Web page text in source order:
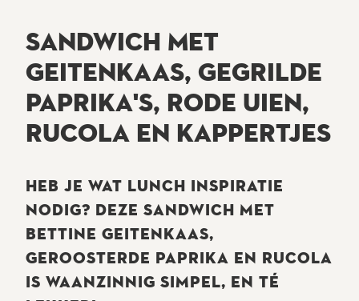
SANDWICH MET
GEITENKAAS, GEGRILDE
PAPRIKA'S, RODE UIEN,
RUCOLA EN KAPPERTJES
HEB JE WAT LUNCH INSPIRATIE
NODIG? DEZE SANDWICH MET
BETTINE GEITENKAAS,
GEROOSTERDE PAPRIKA EN RUCOLA
IS WAANZINNIG SIMPEL, EN TÉ